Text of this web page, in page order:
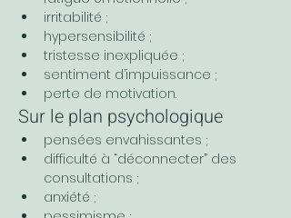
irritabilité ;
hypersensibilité ;
tristesse inexpliquée ;
sentiment d’impuissance ;
perte de motivation.
Sur le plan psychologique
pensées envahissantes ;
difficulté à “déconnecter” des
consultations ;
anxiété ;